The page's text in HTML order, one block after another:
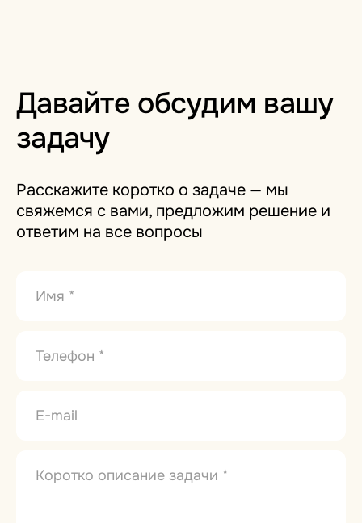
Давайте обсудим вашу
задачу
Расскажите коротко о задаче — мы
свяжемся с вами, предложим решение и
ответим на все вопросы